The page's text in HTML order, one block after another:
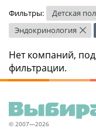
Фильтры: Детская
Эндокринология ×
Нет компаний,
фильтрации.
© 2007—2026